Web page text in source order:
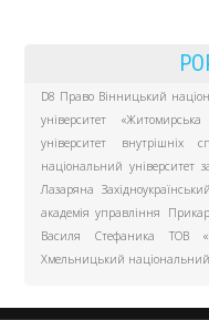
D8 Право Вінницький
університет «Житомирська
університет внутрішніх
національний університет
Лазаряна
академія управління
Василя Стефаника
ТОВ
Хмельницький національний